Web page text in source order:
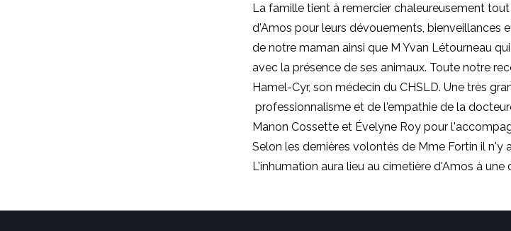
La famille tient à remercier chaleureusement
d'Amos pour leurs dévouements, bienveillances
de notre maman ainsi que M Yvan Létourneau
avec la présence de ses animaux. Toute notre
Hamel-Cyr, son médecin du CHSLD. Une très
professionnalisme et de l'empathie de la
Manon Cossette et Évelyne Roy pour
Selon les dernières volontés de Mme Fortin il n'y
L'inhumation aura lieu au cimetière d'Amos à une